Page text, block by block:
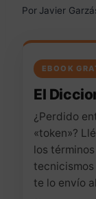
Por Javier
EBOOK
El
¿Perdido
«token»?
los
tecnicismos
te lo envío